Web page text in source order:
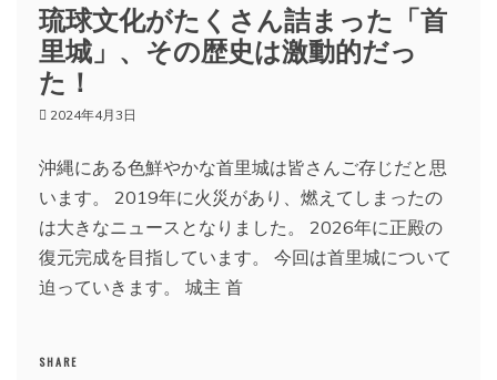
琉球文化がたくさん詰まった「首
里城」、その歴史は激動的だっ
た！
2024年4月3日
沖縄にある色鮮やかな首里城は皆さんご存じだと思
います。 2019年に火災があり、燃えてしまったの
は大きなニュースとなりました。 2026年に正殿の
復元完成を目指しています。 今回は首里城について
迫っていきます。 城主 首
SHARE